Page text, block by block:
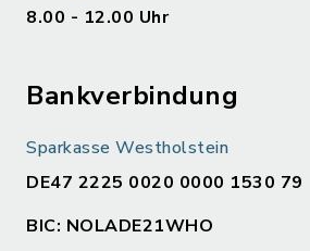
8.00 - 12.00 Uhr
Bankverbindung
Sparkasse Westholstein
DE47 2225 0020 0000 1530 79
BIC: NOLADE21WHO